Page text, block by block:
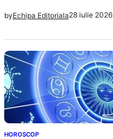
byEchipa Editoriala28 iulie 2026
HOROSCOP